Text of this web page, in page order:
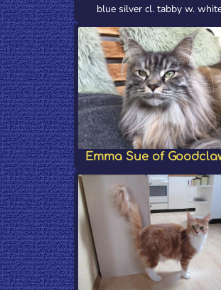
blue silver cl. tabby w.
Emma Sue of